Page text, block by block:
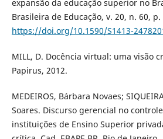
expansão da educação superior no
Brasileira de Educação, v. 20, n. 60, p.
https://doi.org/10.1590/S1413-
MILL, D. Docência virtual: uma visão
Papirus, 2012.
MEDEIROS, Bárbara Novaes;
Soares. Discurso gerencial no
instituições de Ensino Superior